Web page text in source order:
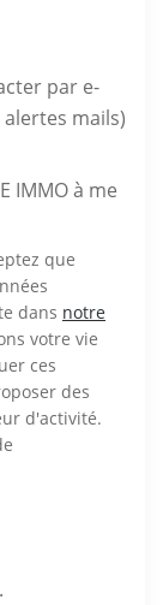
par e-
mails)
IMMO à me
que
dans notre
votre vie
ces
des
d'activité.